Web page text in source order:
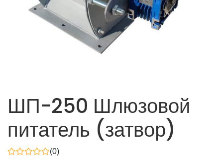
ШП-250 Шлюзовой
питатель (затвор)
(0)